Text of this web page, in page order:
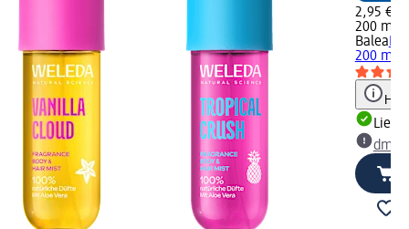
2,95 €
200 ml
Balea
200 ml
dm